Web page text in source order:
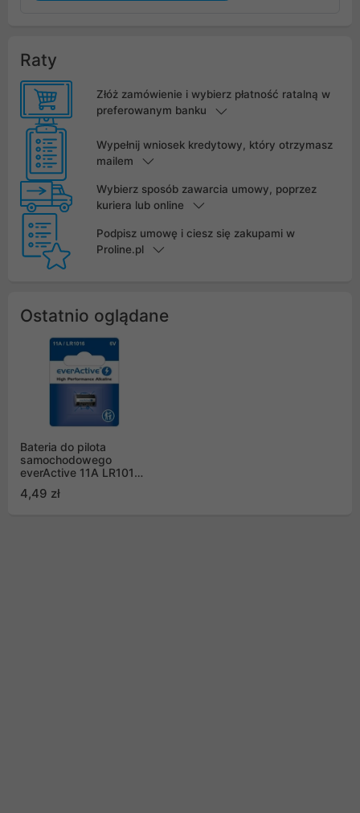
Raty
Złóż zamówienie i wybierz płatność ratalną w
preferowanym banku
Wypełnij wniosek kredytowy, który otrzymasz
mailem
Wybierz sposób zawarcia umowy, poprzez
kuriera lub online
Podpisz umowę i ciesz się zakupami w
Proline.pl
Ostatnio oglądane
Bateria do pilota
samochodowego
everActive 11A LR1016
4,49 zł